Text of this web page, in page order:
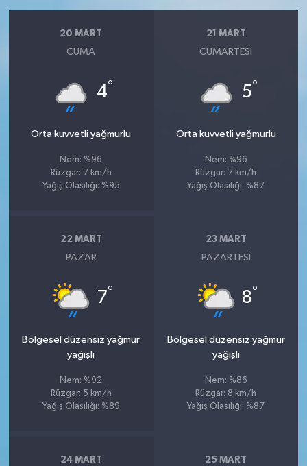
20 MART
CUMA
4°
Orta kuvvetli yağmurlu
Nem: %96
Rüzgar: 7 km/h
Yağış Olasılığı: %95
21 MART
CUMARTESI
5°
Orta kuvvetli yağmurlu
Nem: %96
Rüzgar: 7 km/h
Yağış Olasılığı: %87
22 MART
PAZAR
7°
Bölgesel düzensiz yağmur
yağışlı
Nem: %92
Rüzgar: 5 km/h
Yağış Olasılığı: %89
23 MART
PAZARTESI
8°
Bölgesel düzensiz yağmur
yağışlı
Nem: %86
Rüzgar: 8 km/h
Yağış Olasılığı: %87
24 MART 25 MART